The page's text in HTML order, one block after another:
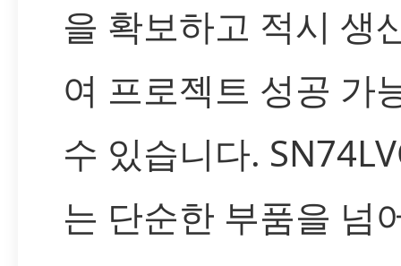
을 확보하고 적시 생
여 프로젝트 성공 가
수 있습니다.
는 단순한 부품을 넘